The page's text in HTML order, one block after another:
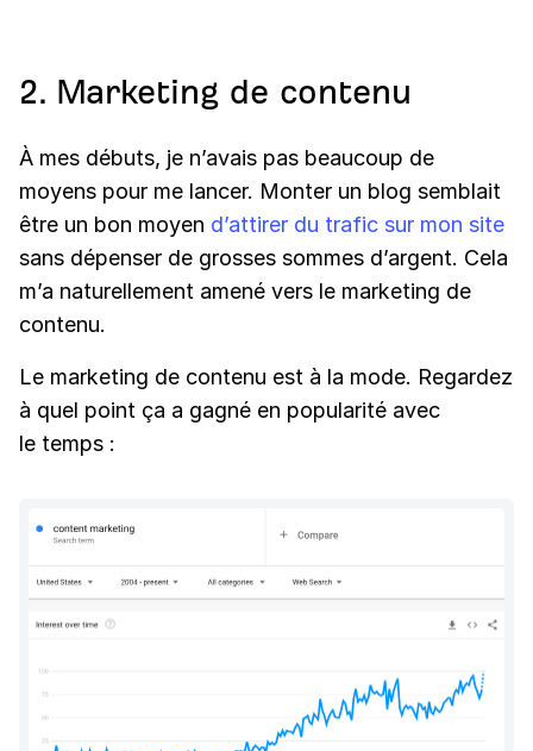
2. Marketing de contenu
À mes débuts, je n’avais pas beaucoup de
moyens pour me lancer. Monter un blog semblait
être un bon moyen d’attirer du trafic sur mon site
sans dépenser de grosses sommes d’argent. Cela
m’a naturellement amené vers le marketing de
contenu.
Le marketing de contenu est à la mode. Regardez
à quel point ça a gagné en popularité avec
le temps :